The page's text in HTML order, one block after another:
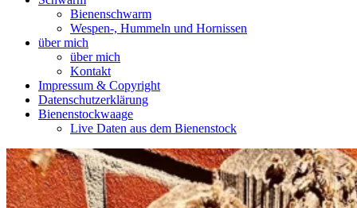
Bienenschwarm
Wespen-, Hummeln und Hornissen
über mich
über mich
Kontakt
Impressum & Copyright
Datenschutzerklärung
Bienenstockwaage
Live Daten aus dem Bienenstock